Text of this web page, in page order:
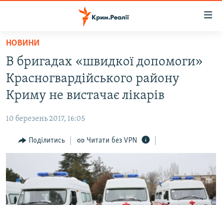
Перейти
основного
матеріалу
Перейти
до
основної
навігації
Перейти
до
НОВИНИ
ВОДА.КРИМ
ВІДЕО ТА ФОТО
БЛОГИ
ПОГЛЯД
ВСЕ ЗА ДЕНЬ
СПЕЦПРОЕКТИ
НОВИНИ
В бригадах «швидкої допомоги»
Красногвардійського району
Криму не вистачає лікарів
10 березень 2017, 16:05
Поділитись Читати без VPN